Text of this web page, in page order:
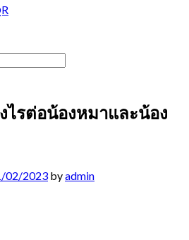
รต่อน้องหมาและน้อง
02/2023 byadmin